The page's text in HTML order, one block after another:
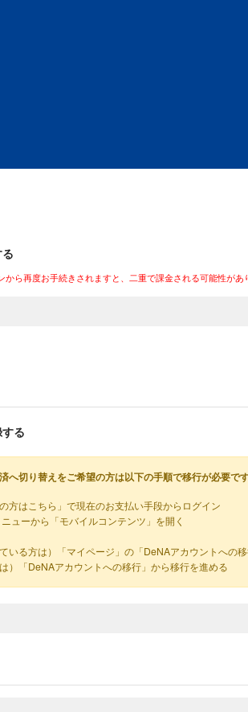
ら再度お手続きされますと、二重で課金される可能性があ
る
切り替えをご希望の方は以下の手順で移行が必要です
方はこちら」で現在のお支払い手段からログイン
ューから「モバイルコンテンツ」を開く
いる方は）「マイページ」の「DeNAアカウントへの
）「DeNAアカウントへの移行」から移行を進める